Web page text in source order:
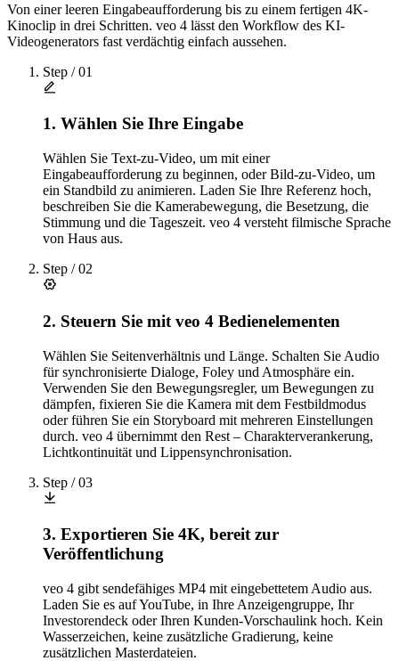
Von einer leeren Eingabeaufforderung bis zu einem fertigen 4K-
Kinoclip in drei Schritten. veo 4 lässt den Workflow des KI-
Videogenerators fast verdächtig einfach aussehen.
Step /01
1. Wählen Sie Ihre Eingabe
Wählen Sie Text-zu-Video, um mit einer
Eingabeaufforderung zu beginnen, oder Bild-zu-Video, um
ein Standbild zu animieren. Laden Sie Ihre Referenz hoch,
beschreiben Sie die Kamerabewegung, die Besetzung, die
Stimmung und die Tageszeit. veo 4 versteht filmische Sprache
von Haus aus.
Step /02
2. Steuern Sie mit veo 4 Bedienelementen
Wählen Sie Seitenverhältnis und Länge. Schalten Sie Audio
für synchronisierte Dialoge, Foley und Atmosphäre ein.
Verwenden Sie den Bewegungsregler, um Bewegungen zu
dämpfen, fixieren Sie die Kamera mit dem Festbildmodus
oder führen Sie ein Storyboard mit mehreren Einstellungen
durch. veo 4 übernimmt den Rest – Charakterverankerung,
Lichtkontinuität und Lippensynchronisation.
Step /03
3. Exportieren Sie 4K, bereit zur
Veröffentlichung
veo 4 gibt sendefähiges MP4 mit eingebettetem Audio aus.
Laden Sie es auf YouTube, in Ihre Anzeigengruppe, Ihr
Investorendeck oder Ihren Kunden-Vorschaulink hoch. Kein
Wasserzeichen, keine zusätzliche Gradierung, keine
zusätzlichen Masterdateien.